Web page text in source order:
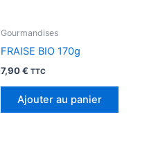
Gourmandises
FRAISE BIO 170g
7,90€ TTC
Ajouter au panier